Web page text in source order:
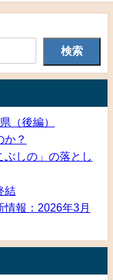
検索
（後編）
か？
ぶしの」の落とし
結
報：2026年3月